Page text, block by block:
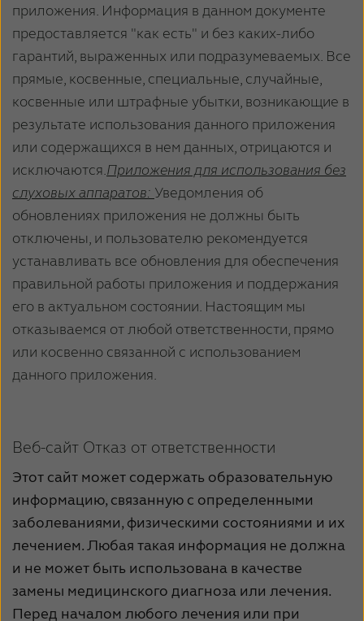
приложения. Информация в данном документе
предоставляется "как есть" и без каких-либо
гарантий, выраженных или подразумеваемых. Все
прямые, косвенные, специальные, случайные,
косвенные или штрафные убытки, возникающие в
результате использования данного приложения
или содержащихся в нем данных, отрицаются и
исключаются.Приложения для использования без
слуховых аппаратов: Уведомления об
обновлениях приложения не должны быть
отключены, и пользователю рекомендуется
устанавливать все обновления для обеспечения
правильной работы приложения и поддержания
его в актуальном состоянии. Настоящим мы
отказываемся от любой ответственности, прямо
или косвенно связанной с использованием
данного приложения.
Веб-сайт Отказ от ответственности
Этот сайт может содержать образовательную
информацию, связанную с определенными
заболеваниями, физическими состояниями и их
лечением. Любая такая информация не должна
и не может быть использована в качестве
замены медицинского диагноза или лечения.
Перед началом любого лечения или при